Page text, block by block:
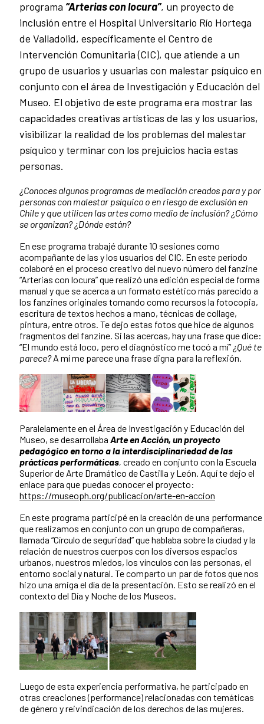
programa “Arterias con locura”, un proyecto de
inclusión entre el Hospital Universitario Río Hortega
de Valladolid, específicamente el Centro de
Intervención Comunitaria (CIC), que atiende a un
grupo de usuarios y usuarias con malestar psíquico en
conjunto con el área de Investigación y Educación del
Museo. El objetivo de este programa era mostrar las
capacidades creativas artísticas de las y los usuarios,
visibilizar la realidad de los problemas del malestar
psíquico y terminar con los prejuicios hacia estas
personas.
¿Conoces algunos programas de mediación creados para y por
personas con malestar psíquico o en riesgo de exclusión en
Chile y que utilicen las artes como medio de inclusión? ¿Cómo
se organizan? ¿Dónde están?
En ese programa trabajé durante 10 sesiones como
acompañante de las y los usuarios del CIC. En este período
colaboré en el proceso creativo del nuevo número del fanzine
“Arterias con locura” que realizó una edición especial de forma
manual y que se acerca a un formato estético más parecido a
los fanzines originales tomando como recursos la fotocopia,
escritura de textos hechos a mano, técnicas de collage,
pintura, entre otros. Te dejo estas fotos que hice de algunos
fragmentos del fanzine. Si las acercas, hay una frase que dice:
“El mundo está loco, pero el diagnóstico me tocó a mí” ¿Qué te
parece?A mí me parece una frase digna para la reflexión.
Paralelamente en el Área de Investigación y Educación del
Museo, se desarrollaba Arte en Acción, un proyecto
pedagógico en torno a la interdisciplinariedad de las
prácticas performáticas, creado en conjunto con la Escuela
Superior de Arte Dramático de Castilla y León. Aquí te dejo el
enlace para que puedas conocer el proyecto:
https://museoph.org/publicacion/arte-en-accion
En este programa participé en la creación de una performance
que realizamos en conjunto con un grupo de compañeras,
llamada “Círculo de seguridad” que hablaba sobre la ciudad y la
relación de nuestros cuerpos con los diversos espacios
urbanos, nuestros miedos, los vínculos con las personas, el
entorno social y natural. Te comparto un par de fotos que nos
hizo una amiga el día de la presentación. Esto se realizó en el
contexto del Día y Noche de los Museos.
Luego de esta experiencia performativa, he participado en
otras creaciones (performance) relacionadas con temáticas
de género y reivindicación de los derechos de las mujeres.